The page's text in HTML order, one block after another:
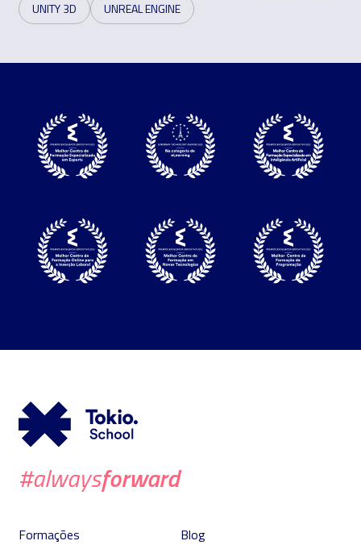
UNITY 3D
UNREAL ENGINE
#alwaysforward
Formações
Blog